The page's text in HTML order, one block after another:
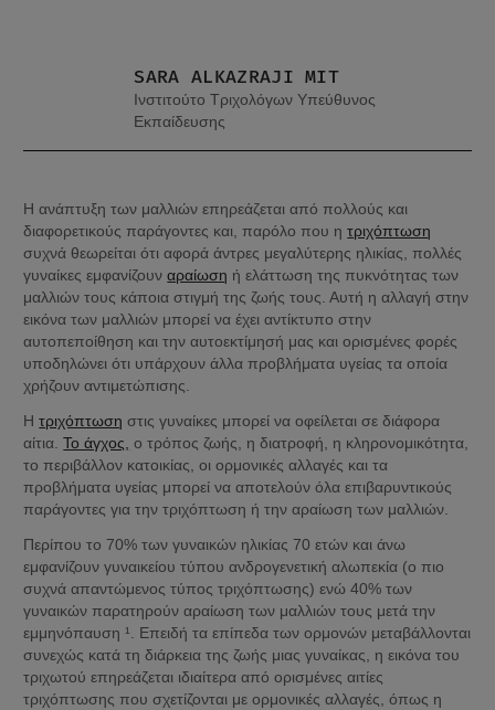
SARA ALKAZRAJI MIT
Ινστιτούτο Τριχολόγων Υπεύθυνος
Εκπαίδευσης
Η ανάπτυξη των μαλλιών επηρεάζεται από πολλούς και
διαφορετικούς παράγοντες και, παρόλο που η τριχόπτωση
συχνά θεωρείται ότι αφορά άντρες μεγαλύτερης ηλικίας, πολλές
γυναίκες εμφανίζουν αραίωση ή ελάττωση της πυκνότητας των
μαλλιών τους κάποια στιγμή της ζωής τους. Αυτή η αλλαγή στην
εικόνα των μαλλιών μπορεί να έχει αντίκτυπο στην
αυτοπεποίθηση και την αυτοεκτίμησή μας και ορισμένες φορές
υποδηλώνει ότι υπάρχουν άλλα προβλήματα υγείας τα οποία
χρήζουν αντιμετώπισης.
Η τριχόπτωση στις γυναίκες μπορεί να οφείλεται σε διάφορα
αίτια. Το άγχος, ο τρόπος ζωής, η διατροφή, η κληρονομικότητα,
το περιβάλλον κατοικίας, οι ορμονικές αλλαγές και τα
προβλήματα υγείας μπορεί να αποτελούν όλα επιβαρυντικούς
παράγοντες για την τριχόπτωση ή την αραίωση των μαλλιών.
Περίπου το 70% των γυναικών ηλικίας 70 ετών και άνω
εμφανίζουν γυναικείου τύπου ανδρογενετική αλωπεκία (ο πιο
συχνά απαντώμενος τύπος τριχόπτωσης) ενώ 40% των
γυναικών παρατηρούν αραίωση των μαλλιών τους μετά την
εμμηνόπαυση ¹. Επειδή τα επίπεδα των ορμονών μεταβάλλονται
συνεχώς κατά τη διάρκεια της ζωής μιας γυναίκας, η εικόνα του
τριχωτού επηρεάζεται ιδιαίτερα από ορισμένες αιτίες
τριχόπτωσης που σχετίζονται με ορμονικές αλλαγές, όπως η